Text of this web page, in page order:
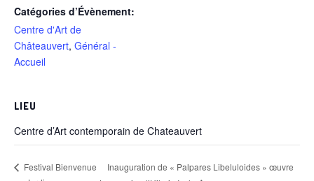
Catégories d’Évènement:
Centre d'Art de
Châteauvert, Général -
Accueil
LIEU
Centre d’Art contemporain de Chateauvert
Festival Bienvenue
Inauguration de « Palpares Libeluloides » œuvre